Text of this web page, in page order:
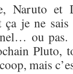
Naruto et
ça je ne
ou
Pluto,
mais